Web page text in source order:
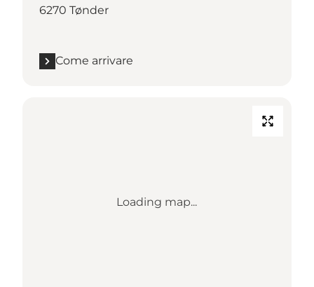
6270 Tønder
Come arrivare
Loading map...